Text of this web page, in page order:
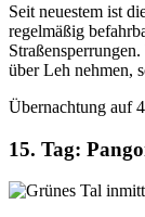
Seit neuestem ist
regelmäßig
über Leh nehmen,
Übernachtung auf
15. Tag: